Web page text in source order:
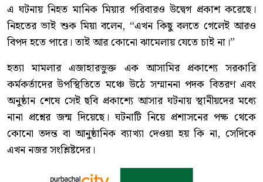
এ ঘটনায় নিহত মানিক মিয়ার পরিবারও উদ্বেগ প্রকাশ করেছে।
নিহতের ভাই শুক মিয়া বলেন, “এখন কিছু বলতে গেলেই আরও
বিপদ হতে পারে। তাই আর কোনো ঝামেলায় যেতে চাই না।”
হত্যা মামলার এজাহারভুক্ত এক আসামির প্রকাশ্যে সরকারি
কর্মকর্তাদের উপস্থিতিতে মঞ্চে উঠে সম্মাননা পদক বিতরণ এবং
অনুষ্ঠান শেষে সেই ছবি প্রকাশ্যে আসার ঘটনায় স্থানীয়দের মধ্যে
নানা প্রশ্নের জন্ম দিয়েছে। ঘটনাটি নিয়ে প্রশাসনের পক্ষ থেকে
কোনো তদন্ত বা আনুষ্ঠানিক ব্যাখ্যা দেওয়া হয় কি না, সেদিকে
এখন নজর সংশ্লিষ্টদের।